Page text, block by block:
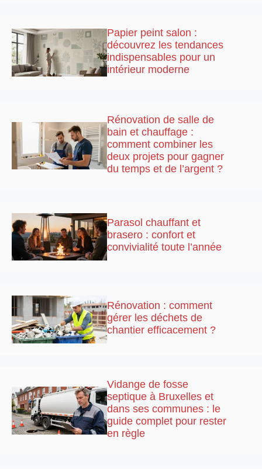
Papier peint salon :
découvrez les tendances
indispensables pour un
intérieur moderne
Rénovation de salle de
bain et chauffage :
comment combiner les
deux projets pour gagner
du temps et de l’argent ?
Parasol chauffant et
brasero : confort et
convivialité toute l’année
Rénovation : comment
gérer les déchets de
chantier efficacement ?
Vidange de fosse
septique à Bruxelles et
dans ses communes : le
guide complet pour rester
en règle